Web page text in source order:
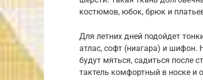
костюмов, юбок, брюк и
Для летних дней подойдет
атлас, софт (ниагара) и шифон.
будут мяться, садиться после
тактель комфортный в носке и